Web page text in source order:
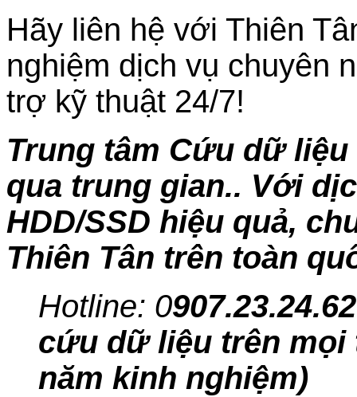
Hãy liên hệ với Thiên
nghiệm dịch vụ chuyên
trợ kỹ thuật 24/7!
Trung tâm Cứu dữ
qua trung gian.. Với
HDD/SSD hiệu quả,
Thiên Tân trên toàn
Hotline: 0
cứu dữ liệu trên
năm kinh nghiệm)